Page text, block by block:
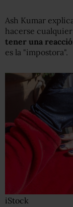
Ash Kumar
hacerse
tener una
es la "impostora".
iStock